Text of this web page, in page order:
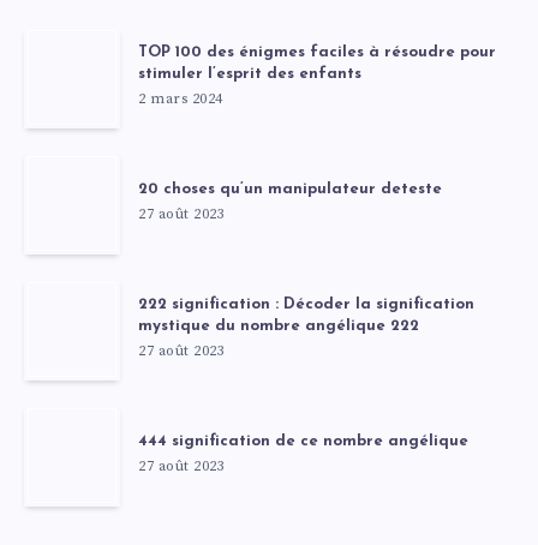
TOP 100 des énigmes faciles à résoudre pour
stimuler l’esprit des enfants
2 mars 2024
20 choses qu’un manipulateur deteste
27 août 2023
222 signification : Décoder la signification
mystique du nombre angélique 222
27 août 2023
444 signification de ce nombre angélique
27 août 2023